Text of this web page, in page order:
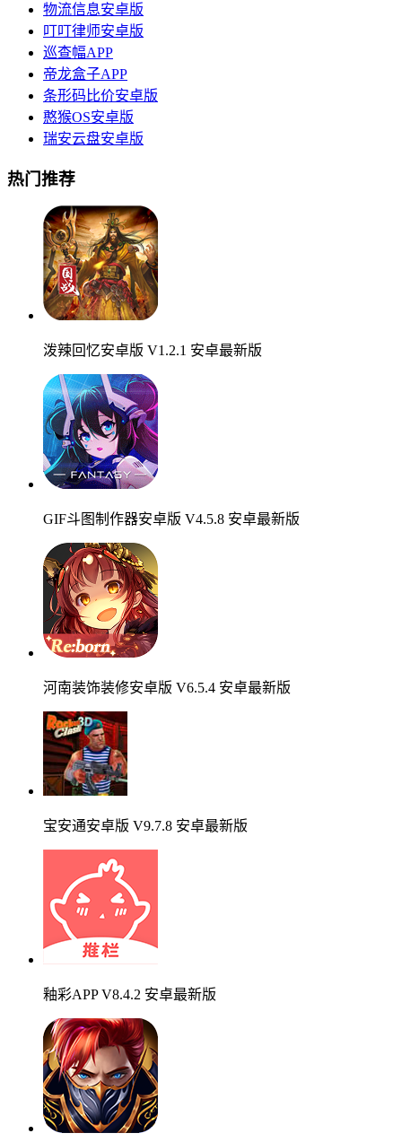
物流信息安卓版
叮叮律师安卓版
巡查幅APP
帝龙盒子APP
条形码比价安卓版
憨猴OS安卓版
瑞安云盘安卓版
热门推荐
泼辣回忆安卓版 V1.2.1 安卓最新版
GIF斗图制作器安卓版 V4.5.8 安卓最新版
河南装饰装修安卓版 V6.5.4 安卓最新版
宝安通安卓版 V9.7.8 安卓最新版
釉彩APP V8.4.2 安卓最新版